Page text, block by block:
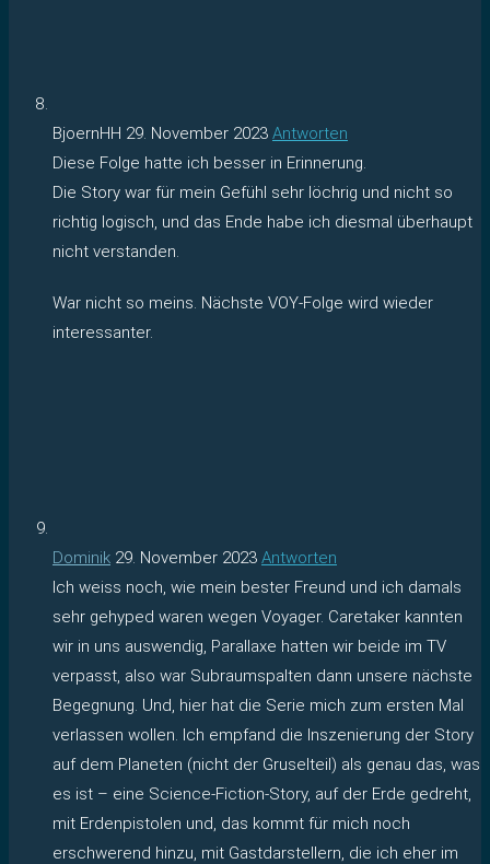
BjoernHH 29. November 2023 Antworten
Diese Folge hatte ich besser in Erinnerung.
Die Story war für mein Gefühl sehr löchrig und nicht so
richtig logisch, und das Ende habe ich diesmal überhaupt
nicht verstanden.
War nicht so meins. Nächste VOY-Folge wird wieder
interessanter.
Dominik 29. November 2023 Antworten
Ich weiss noch, wie mein bester Freund und ich damals
sehr gehyped waren wegen Voyager. Caretaker kannten
wir in uns auswendig, Parallaxe hatten wir beide im TV
verpasst, also war Subraumspalten dann unsere nächste
Begegnung. Und, hier hat die Serie mich zum ersten Mal
verlassen wollen. Ich empfand die Inszenierung der Story
auf dem Planeten (nicht der Gruselteil) als genau das, was
es ist – eine Science-Fiction-Story, auf der Erde gedreht,
mit Erdenpistolen und, das kommt für mich noch
erschwerend hinzu, mit Gastdarstellern, die ich eher im